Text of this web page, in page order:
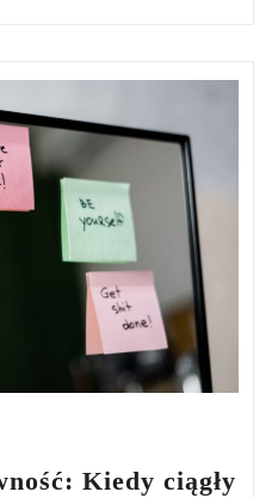
Kiedy ciągły